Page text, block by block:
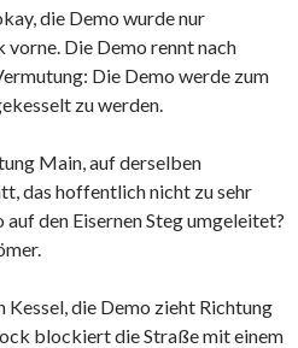
die Demo wurde nur
Die Demo rennt nach
Die Demo werde zum
zu werden.
Main, auf derselben
das hoffentlich nicht zu sehr
den Eisernen Steg umgeleitet?
die Demo zieht Richtung
blockiert die Straße mit einem